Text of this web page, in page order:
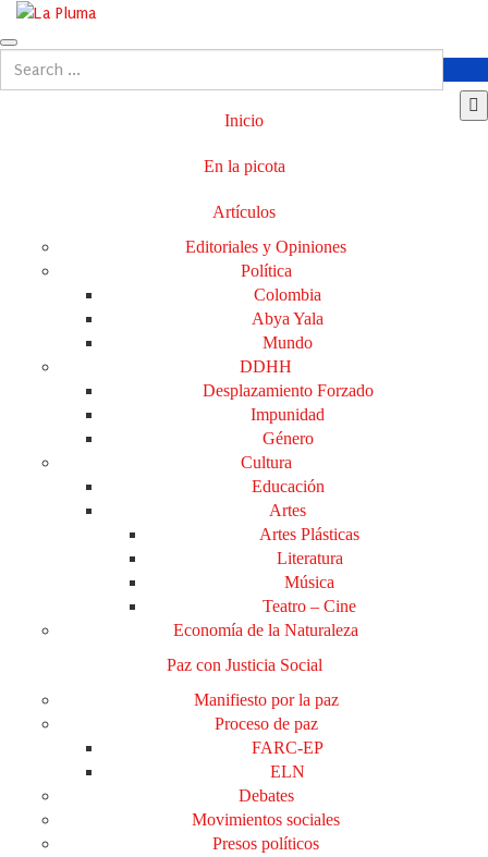
Inicio
En la picota
Artículos
Editoriales y Opiniones
Política
Colombia
Abya Yala
Mundo
DDHH
Desplazamiento Forzado
Impunidad
Género
Cultura
Educación
Artes
Artes Plásticas
Literatura
Música
Teatro – Cine
Economía de la Naturaleza
Paz con Justicia Social
Manifiesto por la paz
Proceso de paz
FARC-EP
ELN
Debates
Movimientos sociales
Presos políticos